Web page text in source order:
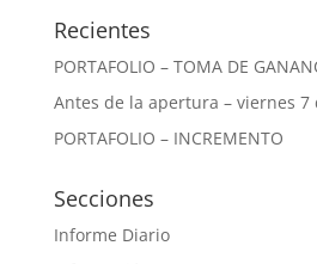
Recientes
PORTAFOLIO – TOMA DE
Antes de la apertura – viernes 7
PORTAFOLIO – INCREMENTO
Secciones
Informe Diario